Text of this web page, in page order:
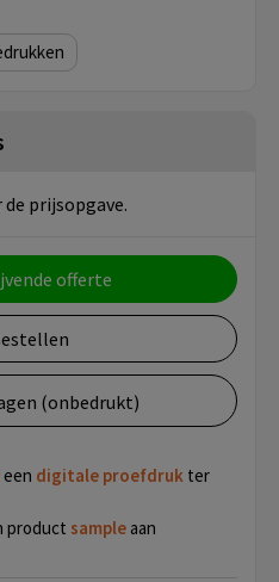
prijsopgave.
offerte
(onbedrukt)
een digitale proefdruk ter
product sample aan